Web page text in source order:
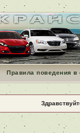
Правила поведения